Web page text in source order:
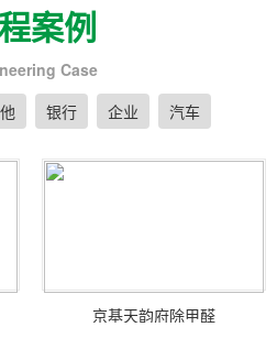
案例
Case
银行 企业 汽车
京基天韵府除甲醛